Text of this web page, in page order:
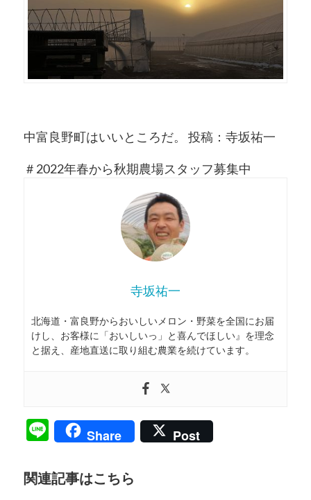
中富良野町はいいところだ。 投稿：寺坂祐一
＃2022年春から秋期農場スタッフ募集中
寺坂祐一
北海道・富良野からおいしいメロン・野菜を全国にお届
けし、お客様に「おいしいっ」と喜んでほしい』を理念
と据え、産地直送に取り組む農業を続けています。
LineShare Post
関連記事はこちら